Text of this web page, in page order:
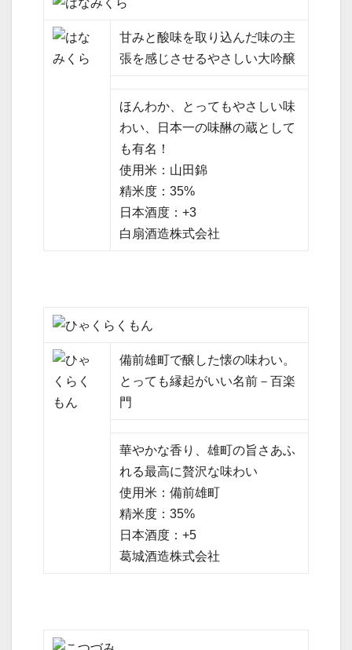
甘みと酸味を取り込んだ味の主
張を感じさせるやさしい大吟醸
ほんわか、とってもやさしい味
わい、日本一の味醂の蔵として
も有名！
使用米：山田錦
精米度：35%
日本酒度：+3
白扇酒造株式会社
備前雄町で醸した懐の味わい。
とっても縁起がいい名前－百楽
門
華やかな香り、雄町の旨さあふ
れる最高に贅沢な味わい
使用米：備前雄町
精米度：35%
日本酒度：+5
葛城酒造株式会社